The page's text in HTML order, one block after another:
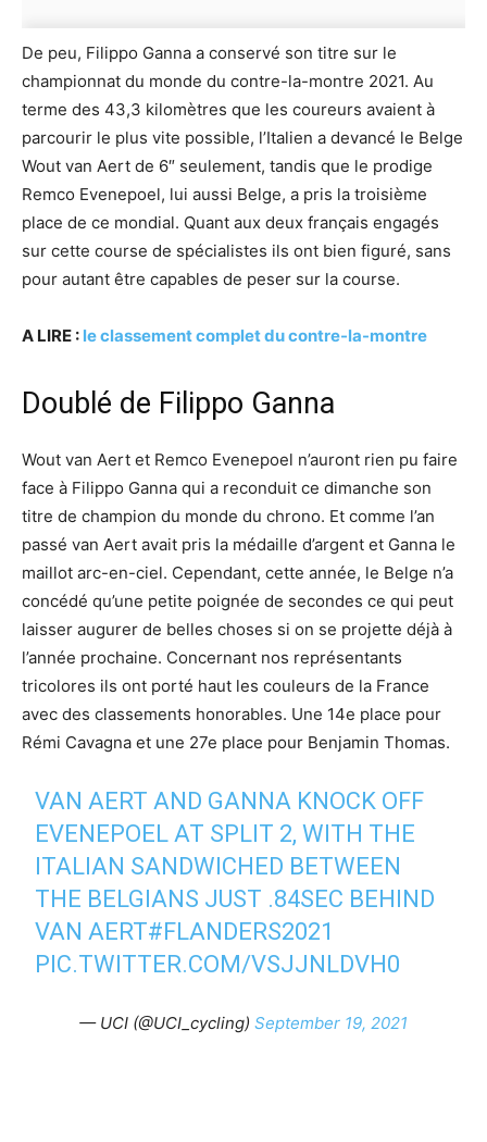
De peu, Filippo Ganna a conservé son titre sur le
championnat du monde du contre-la-montre 2021. Au
terme des 43,3 kilomètres que les coureurs avaient à
parcourir le plus vite possible, l’Italien a devancé le Belge
Wout van Aert de 6″ seulement, tandis que le prodige
Remco Evenepoel, lui aussi Belge, a pris la troisième
place de ce mondial. Quant aux deux français engagés
sur cette course de spécialistes ils ont bien figuré, sans
pour autant être capables de peser sur la course.
A LIRE : le classement complet du contre-la-montre
Doublé de Filippo Ganna
Wout van Aert et Remco Evenepoel n’auront rien pu faire
face à Filippo Ganna qui a reconduit ce dimanche son
titre de champion du monde du chrono. Et comme l’an
passé van Aert avait pris la médaille d’argent et Ganna le
maillot arc-en-ciel. Cependant, cette année, le Belge n’a
concédé qu’une petite poignée de secondes ce qui peut
laisser augurer de belles choses si on se projette déjà à
l’année prochaine. Concernant nos représentants
tricolores ils ont porté haut les couleurs de la France
avec des classements honorables. Une 14e place pour
Rémi Cavagna et une 27e place pour Benjamin Thomas.
VAN AERT AND GANNA KNOCK OFF
EVENEPOEL AT SPLIT 2, WITH THE
ITALIAN SANDWICHED BETWEEN
THE BELGIANS JUST .84SEC BEHIND
VAN AERT#FLANDERS2021
PIC.TWITTER.COM/VSJJNLDVH0
— UCI (@UCI_cycling) September 19, 2021